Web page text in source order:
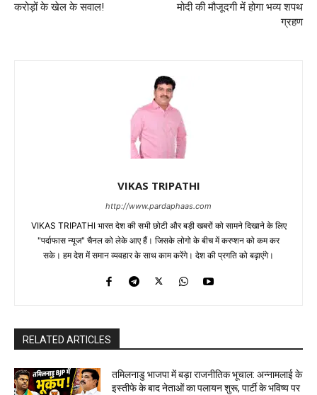
करोड़ों के खेल के सवाल!
मोदी की मौजूदगी में होगा भव्य शपथ
ग्रहण
VIKAS TRIPATHI
http://www.pardaphaas.com
VIKAS TRIPATHI भारत देश की सभी छोटी और बड़ी खबरों को सामने दिखाने के लिए
"पर्दाफास न्यूज" चैनल को लेके आए हैं। जिसके लोगो के बीच में करप्शन को कम कर
सके। हम देश में समान व्यवहार के साथ काम करेंगे। देश की प्रगति को बढ़ाएंगे।
RELATED ARTICLES
तमिलनाडु भाजपा में बड़ा राजनीतिक भूचाल: अन्नामलाई के
इस्तीफे के बाद नेताओं का पलायन शुरू, पार्टी के भविष्य पर